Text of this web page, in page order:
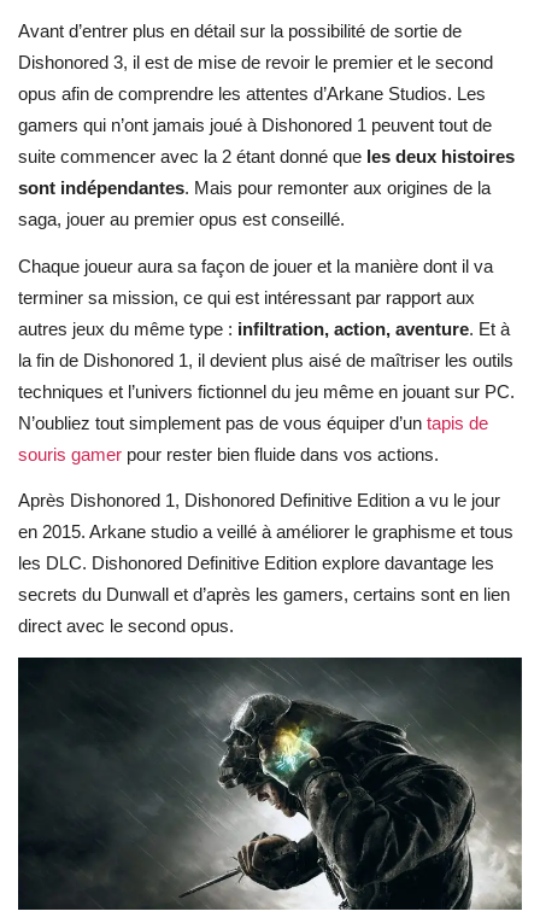
Avant d’entrer plus en détail sur la possibilité de sortie de
Dishonored 3, il est de mise de revoir le premier et le second
opus afin de comprendre les attentes d’Arkane Studios. Les
gamers qui n’ont jamais joué à Dishonored 1 peuvent tout de
suite commencer avec la 2 étant donné que les deux histoires
sont indépendantes. Mais pour remonter aux origines de la
saga, jouer au premier opus est conseillé.
Chaque joueur aura sa façon de jouer et la manière dont il va
terminer sa mission, ce qui est intéressant par rapport aux
autres jeux du même type : infiltration, action, aventure. Et à
la fin de Dishonored 1, il devient plus aisé de maîtriser les outils
techniques et l’univers fictionnel du jeu même en jouant sur PC.
N’oubliez tout simplement pas de vous équiper d’un tapis de
souris gamer pour rester bien fluide dans vos actions.
Après Dishonored 1, Dishonored Definitive Edition a vu le jour
en 2015. Arkane studio a veillé à améliorer le graphisme et tous
les DLC. Dishonored Definitive Edition explore davantage les
secrets du Dunwall et d’après les gamers, certains sont en lien
direct avec le second opus.